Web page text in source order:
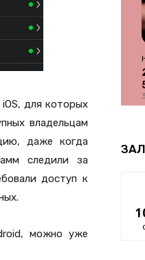
для которых
владельцам
даже когда
следили за
доступ к
можно уже